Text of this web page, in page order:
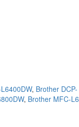
, Brother DCP-
, Brother MFC-